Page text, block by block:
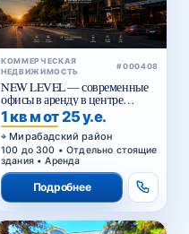
КОММЕРЧЕСКАЯ
НЕДВИЖИМОСТЬ
#000408
NEW LEVEL — современные
офисы в аренду в центре
Ташкента от 25 уе за м²
1 кв м от 25 у.е.
Мирабадский район
100 до 300 • Отдельно стоящие
здания • Аренда
Подробнее